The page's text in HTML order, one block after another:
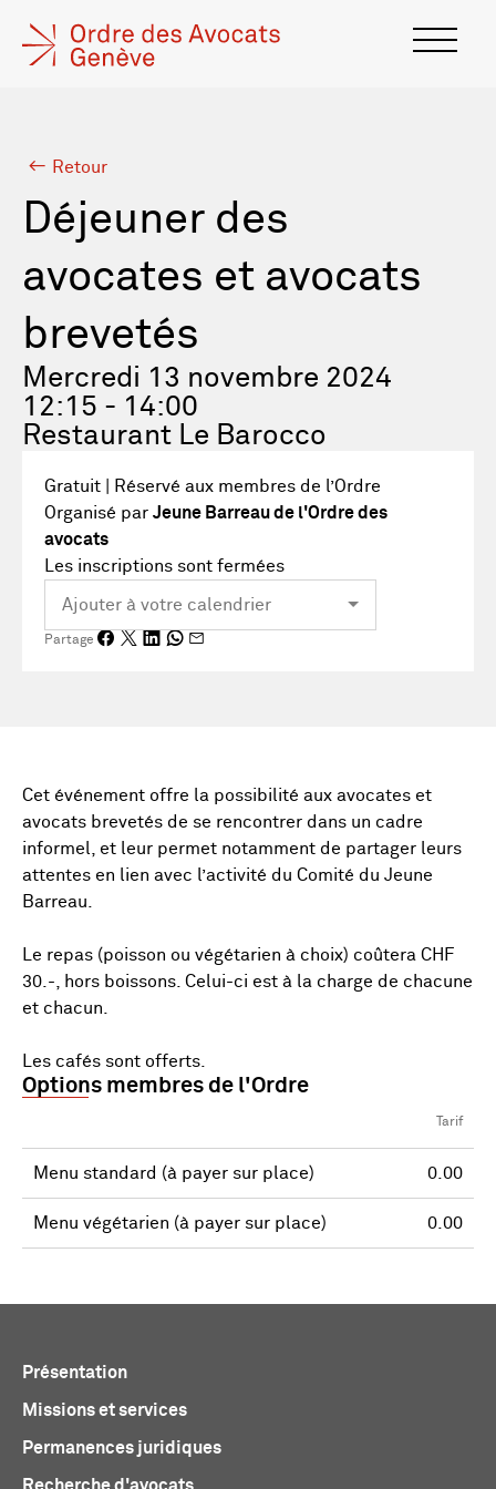
Retour
Déjeuner des
avocates et avocats
brevetés
Mercredi 13 novembre 2024
12:15 - 14:00
Restaurant Le Barocco
Gratuit | Réservé aux membres de l’Ordre
Organisé par Jeune Barreau de l'Ordre des
avocats
Les inscriptions sont fermées
Partage
Cet événement offre la possibilité aux avocates et
avocats brevetés de se rencontrer dans un cadre
informel, et leur permet notamment de partager leurs
attentes en lien avec l’activité du Comité du Jeune
Barreau.
Le repas (poisson ou végétarien à choix) coûtera CHF
30.-, hors boissons. Celui-ci est à la charge de chacune
et chacun.
Les cafés sont offerts.
Options membres de l'Ordre
Tarif
Menu standard (à payer sur place) 0.00
Menu végétarien (à payer sur place) 0.00
Présentation
Missions et services
Permanences juridiques